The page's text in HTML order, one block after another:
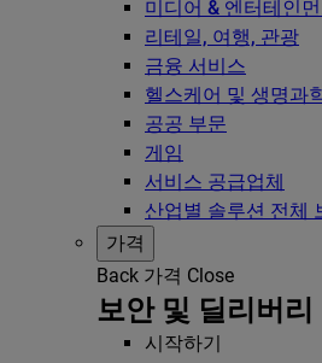
미디어 & 엔터테인
리테일, 여행, 관광
금융 서비스
헬스케어 및 생명과
공공 부문
게임
서비스 공급업체
산업별 솔루션 전체
가격
Back 가격 Close
보안 및 딜리버리
시작하기